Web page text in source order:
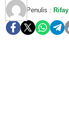
Penulis : Rifay